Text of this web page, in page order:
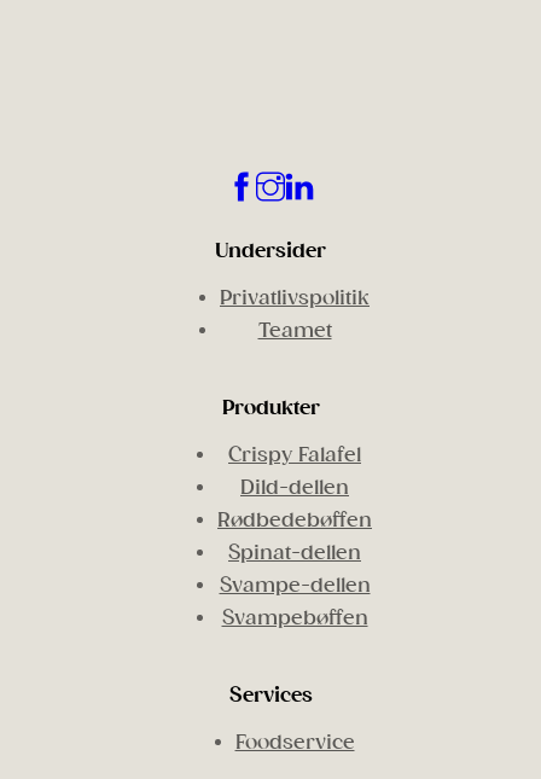
Undersider
Privatlivspolitik
Teamet
Produkter
Crispy Falafel
Dild-dellen
Rødbedebøffen
Spinat-dellen
Svampe-dellen
Svampebøffen
Services
Foodservice